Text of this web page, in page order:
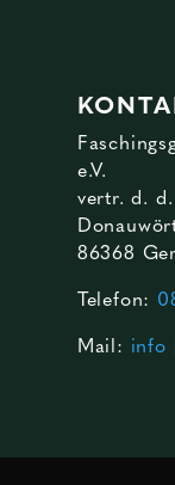
e.V.
vertr. d.
86368
Telefon:
Mail: info